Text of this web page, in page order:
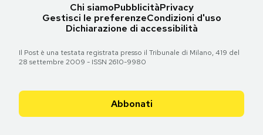
Chi siamoPubblicitàPrivacy
Gestisci le preferenzeCondizioni d'uso
Dichiarazione di accessibilità
Il Post è una testata registrata presso il Tribunale di Milano, 419 del
28 settembre 2009 - ISSN 2610-9980
Abbonati